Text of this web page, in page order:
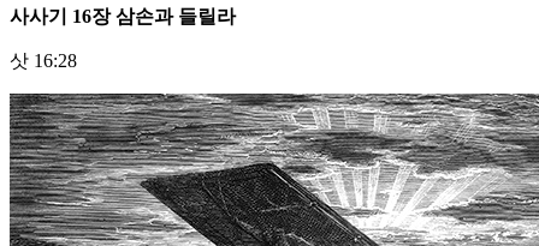
사사기 16장 삼손과 들릴라
삿 16:28